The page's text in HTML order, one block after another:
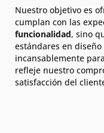
Nuestro objetivo es
cumplan con las
funcionalidad, sino
estándares en
incansablemente
refleje nuestro
satisfacción del